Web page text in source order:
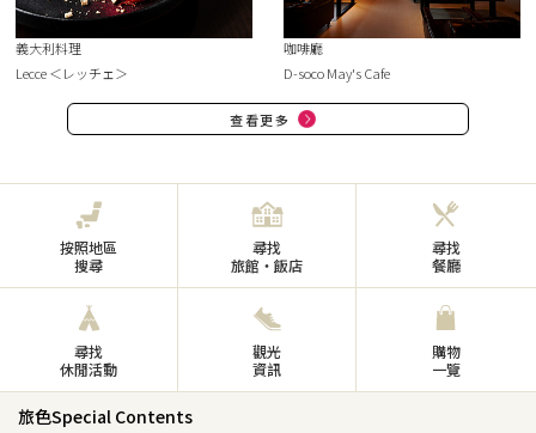
義大利料理
Lecce ＜レッチェ＞
咖啡廳
D-soco May's Cafe
查看更多
按照地區
搜尋
尋找
旅館・飯店
尋找
餐廳
尋找
休閒活動
觀光
資訊
購物
一覽
旅色Special Contents